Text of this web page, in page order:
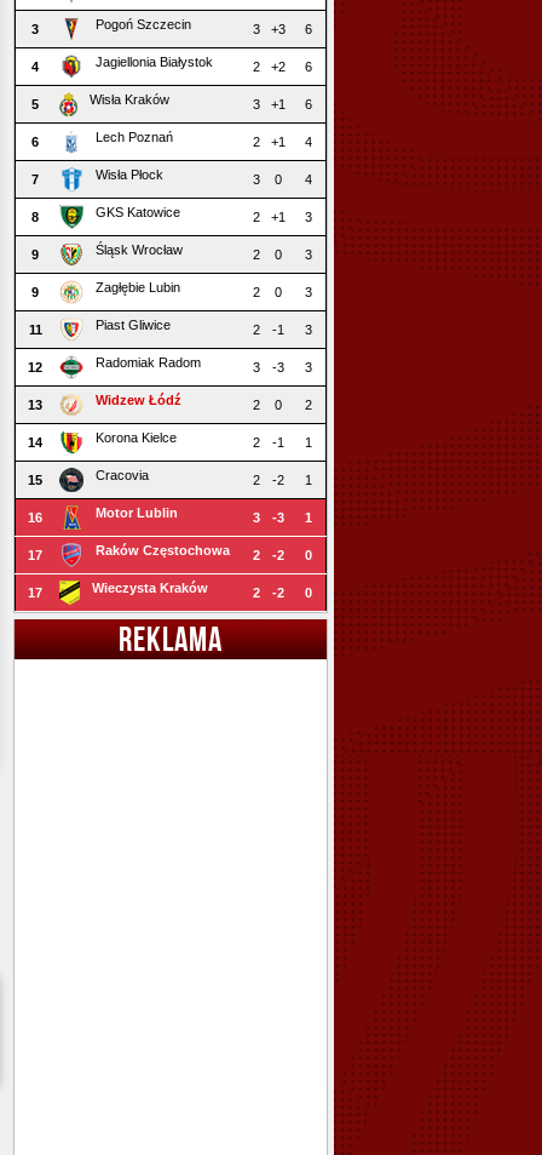
3 Pogoń Szczecin 3 +3 6
4 Jagiellonia Białystok 2 +2 6
5 Wisła Kraków 3 +1 6
6 Lech Poznań 2 +1 4
7 Wisła Płock 3 0 4
8 GKS Katowice 2 +1 3
9 Śląsk Wrocław 2 0 3
9 Zagłębie Lubin 2 0 3
11 Piast Gliwice 2 -1 3
12 Radomiak Radom 3 -3 3
13 Widzew Łódź 2 0 2
14 Korona Kielce 2 -1 1
15 Cracovia 2 -2 1
16 Motor Lublin 3 -3 1
17 Raków Częstochowa 2 -2 0
17 Wieczysta Kraków 2 -2 0
REKLAMA